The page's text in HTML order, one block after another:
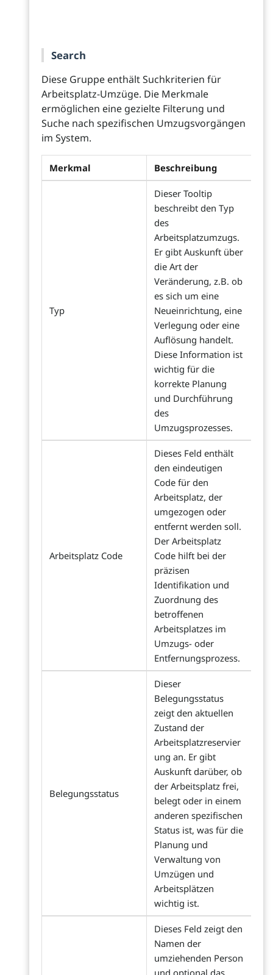
Search
Diese Gruppe enthält Suchkriterien für
Arbeitsplatz-Umzüge. Die Merkmale
ermöglichen eine gezielte Filterung und
Suche nach spezifischen Umzugsvorgängen
im System.
Merkmal Beschreibung
Typ
Dieser Tooltip
beschreibt den Typ
des
Arbeitsplatzumzugs.
Er gibt Auskunft über
die Art der
Veränderung, z.B. ob
es sich um eine
Neueinrichtung, eine
Verlegung oder eine
Auflösung handelt.
Diese Information ist
wichtig für die
korrekte Planung
und Durchführung
des
Umzugsprozesses.
Arbeitsplatz Code
Dieses Feld enthält
den eindeutigen
Code für den
Arbeitsplatz, der
umgezogen oder
entfernt werden soll.
Der Arbeitsplatz
Code hilft bei der
präzisen
Identifikation und
Zuordnung des
betroffenen
Arbeitsplatzes im
Umzugs- oder
Entfernungsprozess.
Belegungsstatus
Dieser
Belegungsstatus
zeigt den aktuellen
Zustand der
Arbeitsplatzreservier
ung an. Er gibt
Auskunft darüber, ob
der Arbeitsplatz frei,
belegt oder in einem
anderen spezifischen
Status ist, was für die
Planung und
Verwaltung von
Umzügen und
Arbeitsplätzen
wichtig ist.
Dieses Feld zeigt den
Namen der
umziehenden Person
und optional das